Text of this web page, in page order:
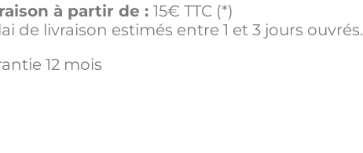
à partir de : 15€ TTC (*)
de livraison estimés entre 1 et 3 jours ouvrés.
12 mois